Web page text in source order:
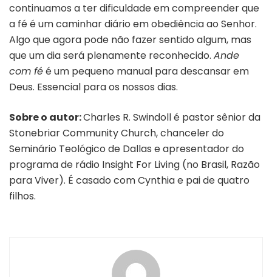
continuamos a ter dificuldade em compreender que
a fé é um caminhar diário em obediência ao Senhor.
Algo que agora pode não fazer sentido algum, mas
que um dia será plenamente reconhecido. Ande
com féé um pequeno manual para descansar em
Deus. Essencial para os nossos dias.
Sobre o autor:Charles R. Swindoll é pastor sênior da
Stonebriar Community Church, chanceler do
Seminário Teológico de Dallas e apresentador do
programa de rádio Insight For Living (no Brasil, Razão
para Viver). É casado com Cynthia e pai de quatro
filhos.